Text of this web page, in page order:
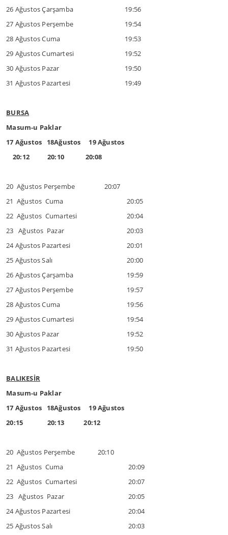
26 Ağustos Çarşamba
19:56
27 Ağustos Perşembe
19:54
28 Ağustos Cuma
19:53
29 Ağustos Cumartesi
19:52
30 Ağustos Pazar
19:50
31 Ağustos Pazartesi
19:49
BURSA
Masum-u Paklar
17 Ağustos 18Ağustos 19 Ağustos
20:12 20:10 20:08
20 Ağustos Perşembe 20:07
21 Ağustos Cuma
20:05
22 Ağustos Cumartesi
20:04
23 Ağustos Pazar
20:03
24 Ağustos Pazartesi
20:01
25 Ağustos Salı
20:00
26 Ağustos Çarşamba
19:59
27 Ağustos Perşembe
19:57
28 Ağustos Cuma
19:56
29 Ağustos Cumartesi
19:54
30 Ağustos Pazar
19:52
31 Ağustos Pazartesi
19:50
BALIKESİR
Masum-u Paklar
17 Ağustos 18Ağustos 19 Ağustos
20:15 20:13 20:12
20 Ağustos Perşembe 20:10
21 Ağustos Cuma
20:09
22 Ağustos Cumartesi
20:07
23 Ağustos Pazar
20:05
24 Ağustos Pazartesi
20:04
25 Ağustos Salı
20:03